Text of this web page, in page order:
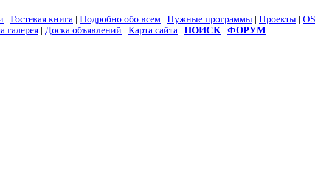
| Гостевая книга | Подробно обо всем | Нужные программы | Проекты |
галерея | Доска объявлений | Карта сайта | ПОИСК | ФОРУМ